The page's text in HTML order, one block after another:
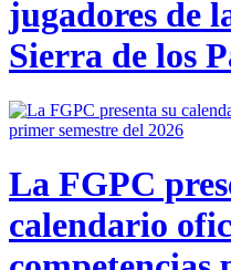
jugadores de
Sierra de los
La FGPC
calendario